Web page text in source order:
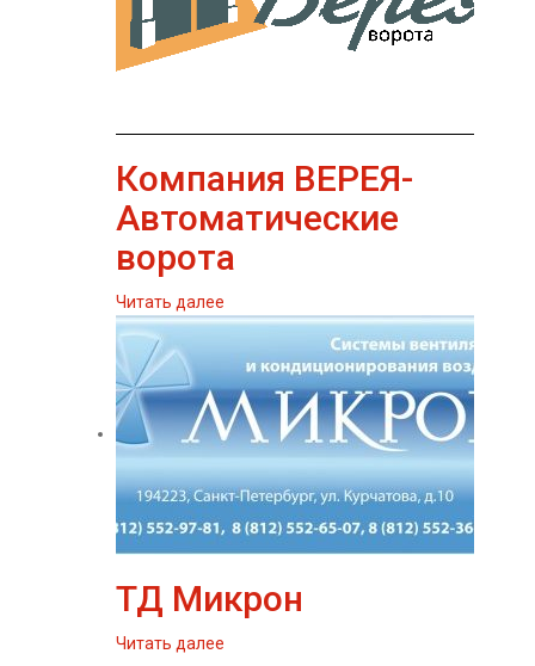
Компания ВЕРЕЯ-
Автоматические
ворота
Читать далее
ТД Микрон
Читать далее